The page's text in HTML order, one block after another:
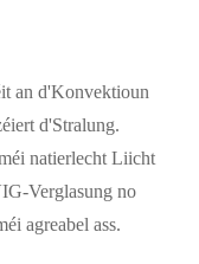
an d'Konvektioun
d'Stralung.
natierlecht Liicht
Verglasung no
agreabel ass.